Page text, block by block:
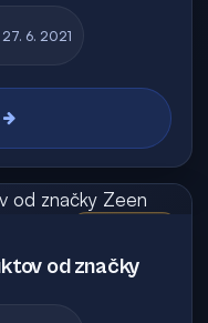
27. 6. 2021
od značky